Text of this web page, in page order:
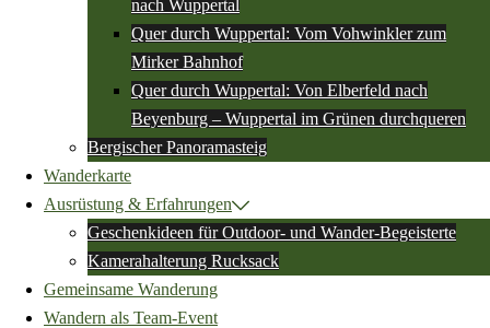
nach Wuppertal
Quer durch Wuppertal: Vom Vohwinkler zum
Mirker Bahnhof
Quer durch Wuppertal: Von Elberfeld nach
Beyenburg – Wuppertal im Grünen durchqueren
Bergischer Panoramasteig
Wanderkarte
Ausrüstung & Erfahrungen
Geschenkideen für Outdoor- und Wander-Begeisterte
Kamerahalterung Rucksack
Gemeinsame Wanderung
Wandern als Team-Event